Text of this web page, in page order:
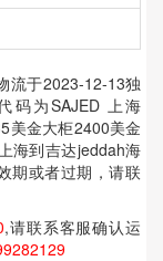
流于2023-12-13独
码为SAJED 上海
美金大柜2400美金
海到吉达jeddah海
期或者过期，请联
,请联系客服确认运